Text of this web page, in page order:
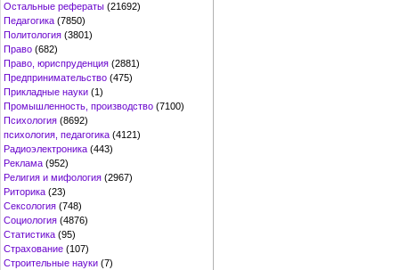
Остальные рефераты (21692)
Педагогика (7850)
Политология (3801)
Право (682)
Право, юриспруденция (2881)
Предпринимательство (475)
Прикладные науки (1)
Промышленность, производство (7100)
Психология (8692)
психология, педагогика (4121)
Радиоэлектроника (443)
Реклама (952)
Религия и мифология (2967)
Риторика (23)
Сексология (748)
Социология (4876)
Статистика (95)
Страхование (107)
Строительные науки (7)